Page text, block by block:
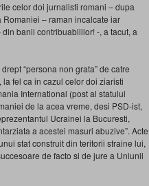
celor doi jurnalisti romani – dupa
– raman incalcate iar
banii contribuabililor! -, a tacut, a
“persona non grata” de catre
la fel ca in cazul celor doi ziaristi
International (post al statului
de la acea vreme, desi PSD-ist,
Ucrainei la Bucuresti,
a acestei masuri abuzive”. Acte
stat construit din teritorii straine lui,
de facto si de jure a Uniunii